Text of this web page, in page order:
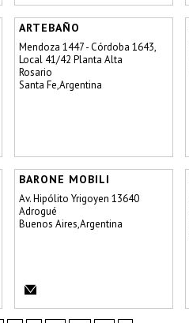
ARTEBAÑO
Mendoza 1447 - Córdoba 1643,
Local 41/42 Planta Alta
Rosario
Santa Fe,Argentina
BARONE MOBILI
Av. Hipólito Yrigoyen 13640
Adrogué
Buenos Aires,Argentina